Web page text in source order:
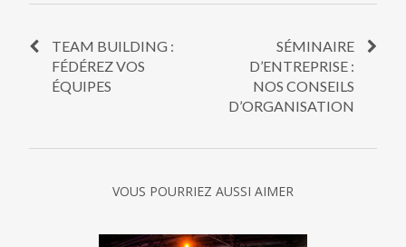
TEAM BUILDING :
FÉDÉREZ VOS
ÉQUIPES
SÉMINAIRE
D’ENTREPRISE :
NOS CONSEILS
D’ORGANISATION
VOUS POURRIEZ AUSSI AIMER